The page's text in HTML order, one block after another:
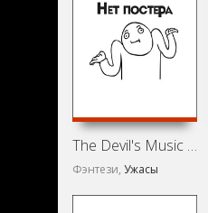
The Devil's Music Remixed (2022)
Фэнтези, Ужасы